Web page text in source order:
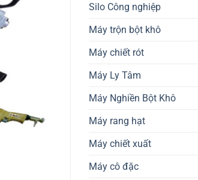
Silo Công nghiệp
Máy trộn bột khô
Máy chiết rót
Máy Ly Tâm
Máy Nghiền Bột Khô
Máy rang hạt
Máy chiết xuất
Máy cô đặc